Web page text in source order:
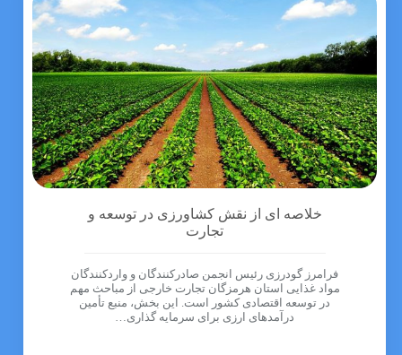
خلاصه ای از نقش کشاورزی در توسعه و
تجارت
فرامرز گودرزی رئیس انجمن صادرکنندگان و واردکنندگان
مواد غذایی استان هرمزگان تجارت خارجی از مباحث مهم
در توسعه اقتصادی کشور است. این بخش، منبع تأمین
درآمدهای ارزی برای سرمایه گذاری…